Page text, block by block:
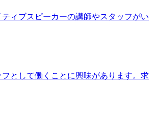
ィブスピーカーの講師やスタッフがい
として働くことに興味があります。求